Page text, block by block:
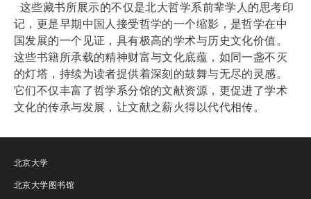
这些藏书所展示的不仅是北大哲学系前辈学人的思考印
记，更是早期中国人接受哲学的一个缩影，是哲学在中
国发展的一个见证，具有极高的学术与历史文化价值。
这些书籍所承载的精神财富与文化底蕴，如同一盏不灭
的灯塔，持续为读者提供着深刻的鼓舞与无尽的灵感。
它们不仅丰富了哲学系分馆的文献资源，更促进了学术
文化的传承与发展，让文献之薪火得以代代相传。
北京大学
北京大学图书馆